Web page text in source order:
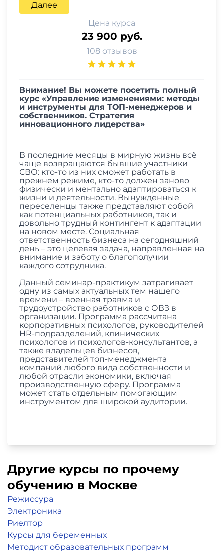
Далее
Цена курса
23 900 руб.
108 отзывов
Внимание! Вы можете посетить полный
курс «Управление изменениями: методы
и инструменты для ТОП-менеджеров и
собственников. Стратегия
инновационного лидерства»
В последние месяцы в мирную жизнь всё
чаще возвращаются бывшие участники
СВО: кто-то из них сможет работать в
прежнем режиме, кто-то должен заново
физически и ментально адаптироваться к
жизни и деятельности. Вынужденные
переселенцы также представляют собой
как потенциальных работников, так и
довольно трудный контингент к адаптации
на новом месте. Социальная
ответственность бизнеса на сегодняшний
день – это целевая задача, направленная на
внимание и заботу о благополучии
каждого сотрудника.
Данный семинар-практикум затрагивает
одну из самых актуальных тем нашего
времени – военная травма и
трудоустройство работников с ОВЗ в
организации. Программа рассчитана
корпоративных психологов, руководителей
HR-подразделений, клинических
психологов и психологов-консультантов, а
также владельцев бизнесов,
представителей топ-менеджмента
компаний любого вида собственности и
любой отрасли экономики, включая
производственную сферу. Программа
может стать отдельным помогающим
инструментом для широкой аудитории.
Другие курсы по прочему
обучению в Москве
Режиссура
Электроника
Риелтор
Курсы для беременных
Методист образовательных программ